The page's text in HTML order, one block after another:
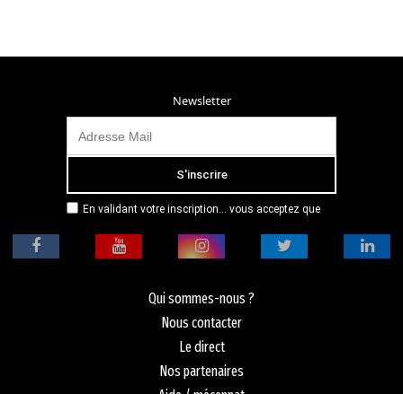
Newsletter
En validant votre inscription... vous acceptez que
adresse email dans le but de vous envoyer
mensuellement sa lettre d’informations. Pour plus
politique de confidentialité.
Qui sommes-nous ?
Nous contacter
Le direct
Nos partenaires